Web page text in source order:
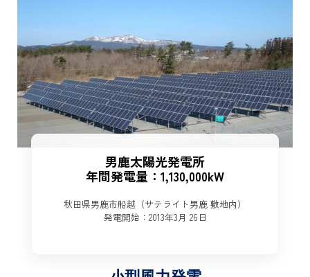
男鹿太陽光発電所
年間発電量：1,130,000kW
秋田県男鹿市船越（サテライト男鹿 敷地内）
発電開始：2013年3月 26日